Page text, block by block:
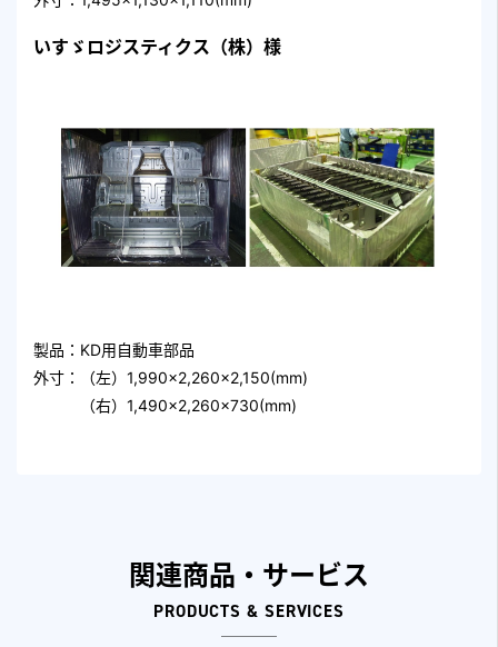
いすゞロジスティクス（株）様
製品：KD用自動車部品
外寸：（左）1,990×2,260×2,150(mm)
（右）1,490×2,260×730(mm)
関連商品・サービス
PRODUCTS & SERVICES